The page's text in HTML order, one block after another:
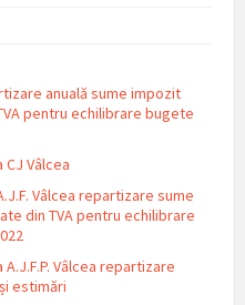
anuală sume impozit
pentru echilibrare bugete
CJ Vâlcea
Vâlcea repartizare sume
din TVA pentru echilibrare
Vâlcea repartizare
estimări